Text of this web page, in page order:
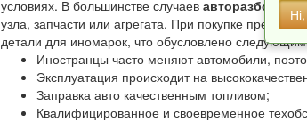
условиях. В большинстве случаев авторазборки
узла, запчасти или агрегата. При покупке
детали для иномарок, что обусловлено
Иностранцы часто меняют автомобили,
Эксплуатация происходит на
Заправка авто качественным топливом;
Квалифицированное и своевременное